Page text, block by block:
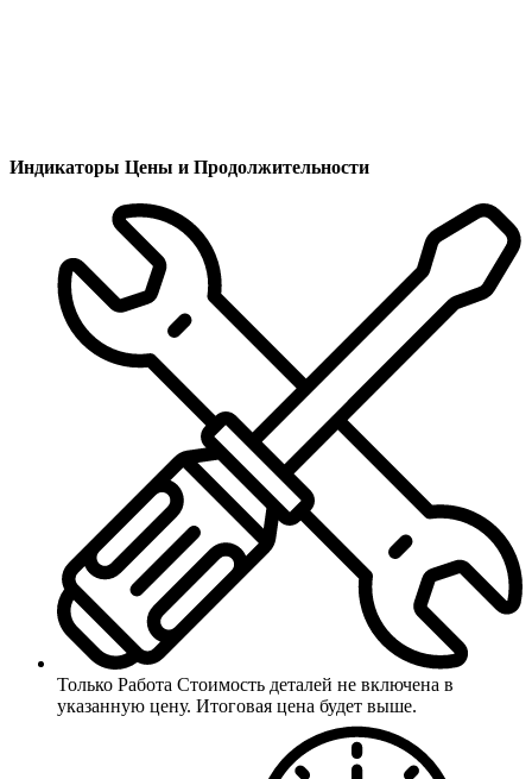
Индикаторы Цены и Продолжительности
Только Работа Стоимость деталей не включена в
указанную цену. Итоговая цена будет выше.